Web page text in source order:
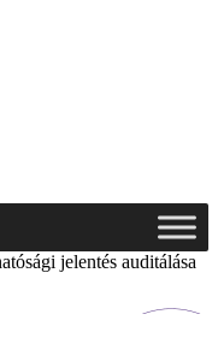
jelentés auditálása